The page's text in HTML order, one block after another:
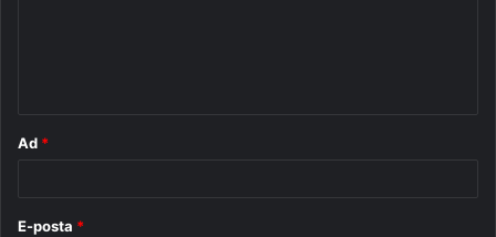
Ad *
E-posta *